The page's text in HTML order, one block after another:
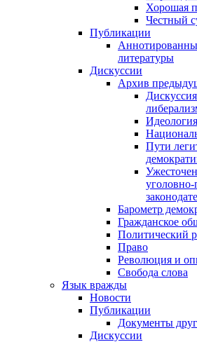
Хорошая
Честный
Публикации
литературы
Дискуссии
Архив
Пути
уголовно-
Барометр
Гражданское
Политический
Право
Революция и
Свобода слова
Язык вражды
Новости
Публикации
Документы
Дискуссии